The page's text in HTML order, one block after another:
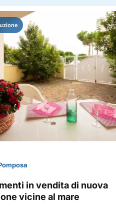
in vendita di nuova
vicine al mare